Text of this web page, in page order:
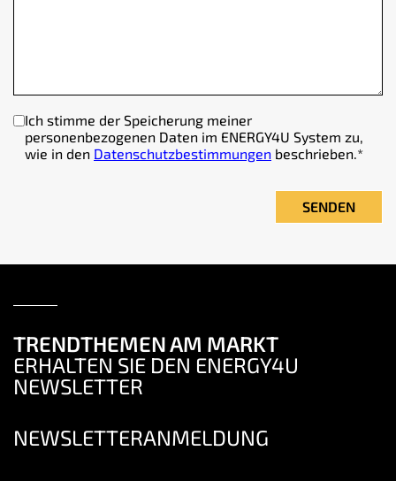
Ich stimme der Speicherung meiner
personenbezogenen Daten im ENERGY4U System zu,
wie in den Datenschutzbestimmungen beschrieben.*
TRENDTHEMEN AM MARKT
ERHALTEN SIE DEN ENERGY4U
NEWSLETTER
NEWSLETTERANMELDUNG